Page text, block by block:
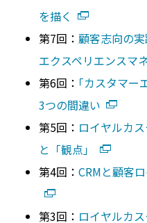
を描く
第7回： 顧客志向の
エクスペリエンスマ
第6回： ｢カスタマー
3つの間違い
第5回： ロイヤルカ
と「観点」
第4回： CRMと顧客
第3回： ロイヤルカ